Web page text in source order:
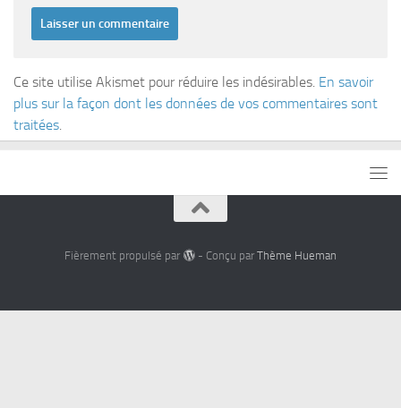
Ce site utilise Akismet pour réduire les indésirables. En savoir
plus sur la façon dont les données de vos commentaires sont
traitées.
Fièrement propulsé par - Conçu par Thème Hueman